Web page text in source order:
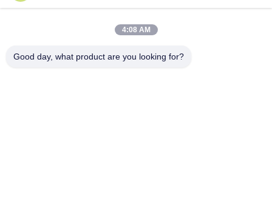
4:08 AM
Good day, what product are you looking for?